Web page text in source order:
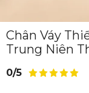
Chân Váy
Trung Niên
0/5